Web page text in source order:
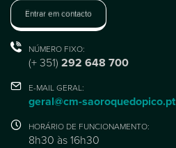
Entrar em contacto
NÚMERO FIXO:
(+ 351) 292 648 700
E-MAIL GERAL:
geral@cm-saoroquedopico.pt
HORÁRIO DE FUNCIONAMENTO:
8h30 às 16h30